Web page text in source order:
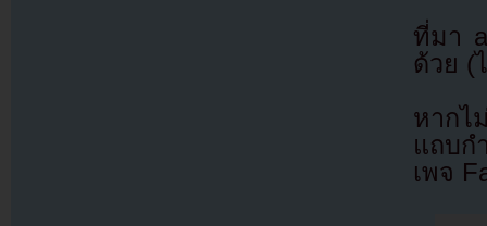
ที่มา
ด้วย (
หากไ
แถบก
เพจ